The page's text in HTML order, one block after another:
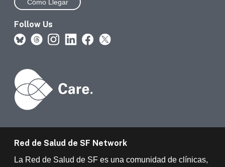
Cómo Llegar
Follow Us
Red de Salud de SF Network
La Red de Salud de SF es una comunidad de clínicas,